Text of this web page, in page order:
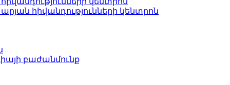
հիվանդությունների կենտրոն
բաժանմունք